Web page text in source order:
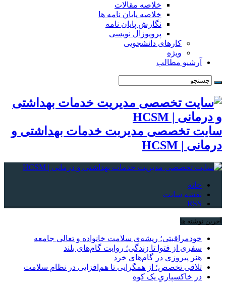
خلاصه مقالات
خلاصه پایان نامه ها
نگارش پایان نامه
پروپوزال نویسی
کارهای دانشجویی
ویژه
آرشیو مطالب
سایت تخصصی مدیریت خدمات بهداشتی و
درمانی | HCSM
خانه
نقشه سایت
RSS
آخرین نوشته ها
خودمراقبتی؛ ریشه‌ی سلامت خانواده و تعالی جامعه
سفری از فتوا تا زندگی؛ روایت گام‌های بلند
هنر پیروزی در گام‌های خرد
تلاقی تخصص؛ از همگرایی تا هم‌افزایی در نظام سلامت
در خاکسپاریِ یک کوه